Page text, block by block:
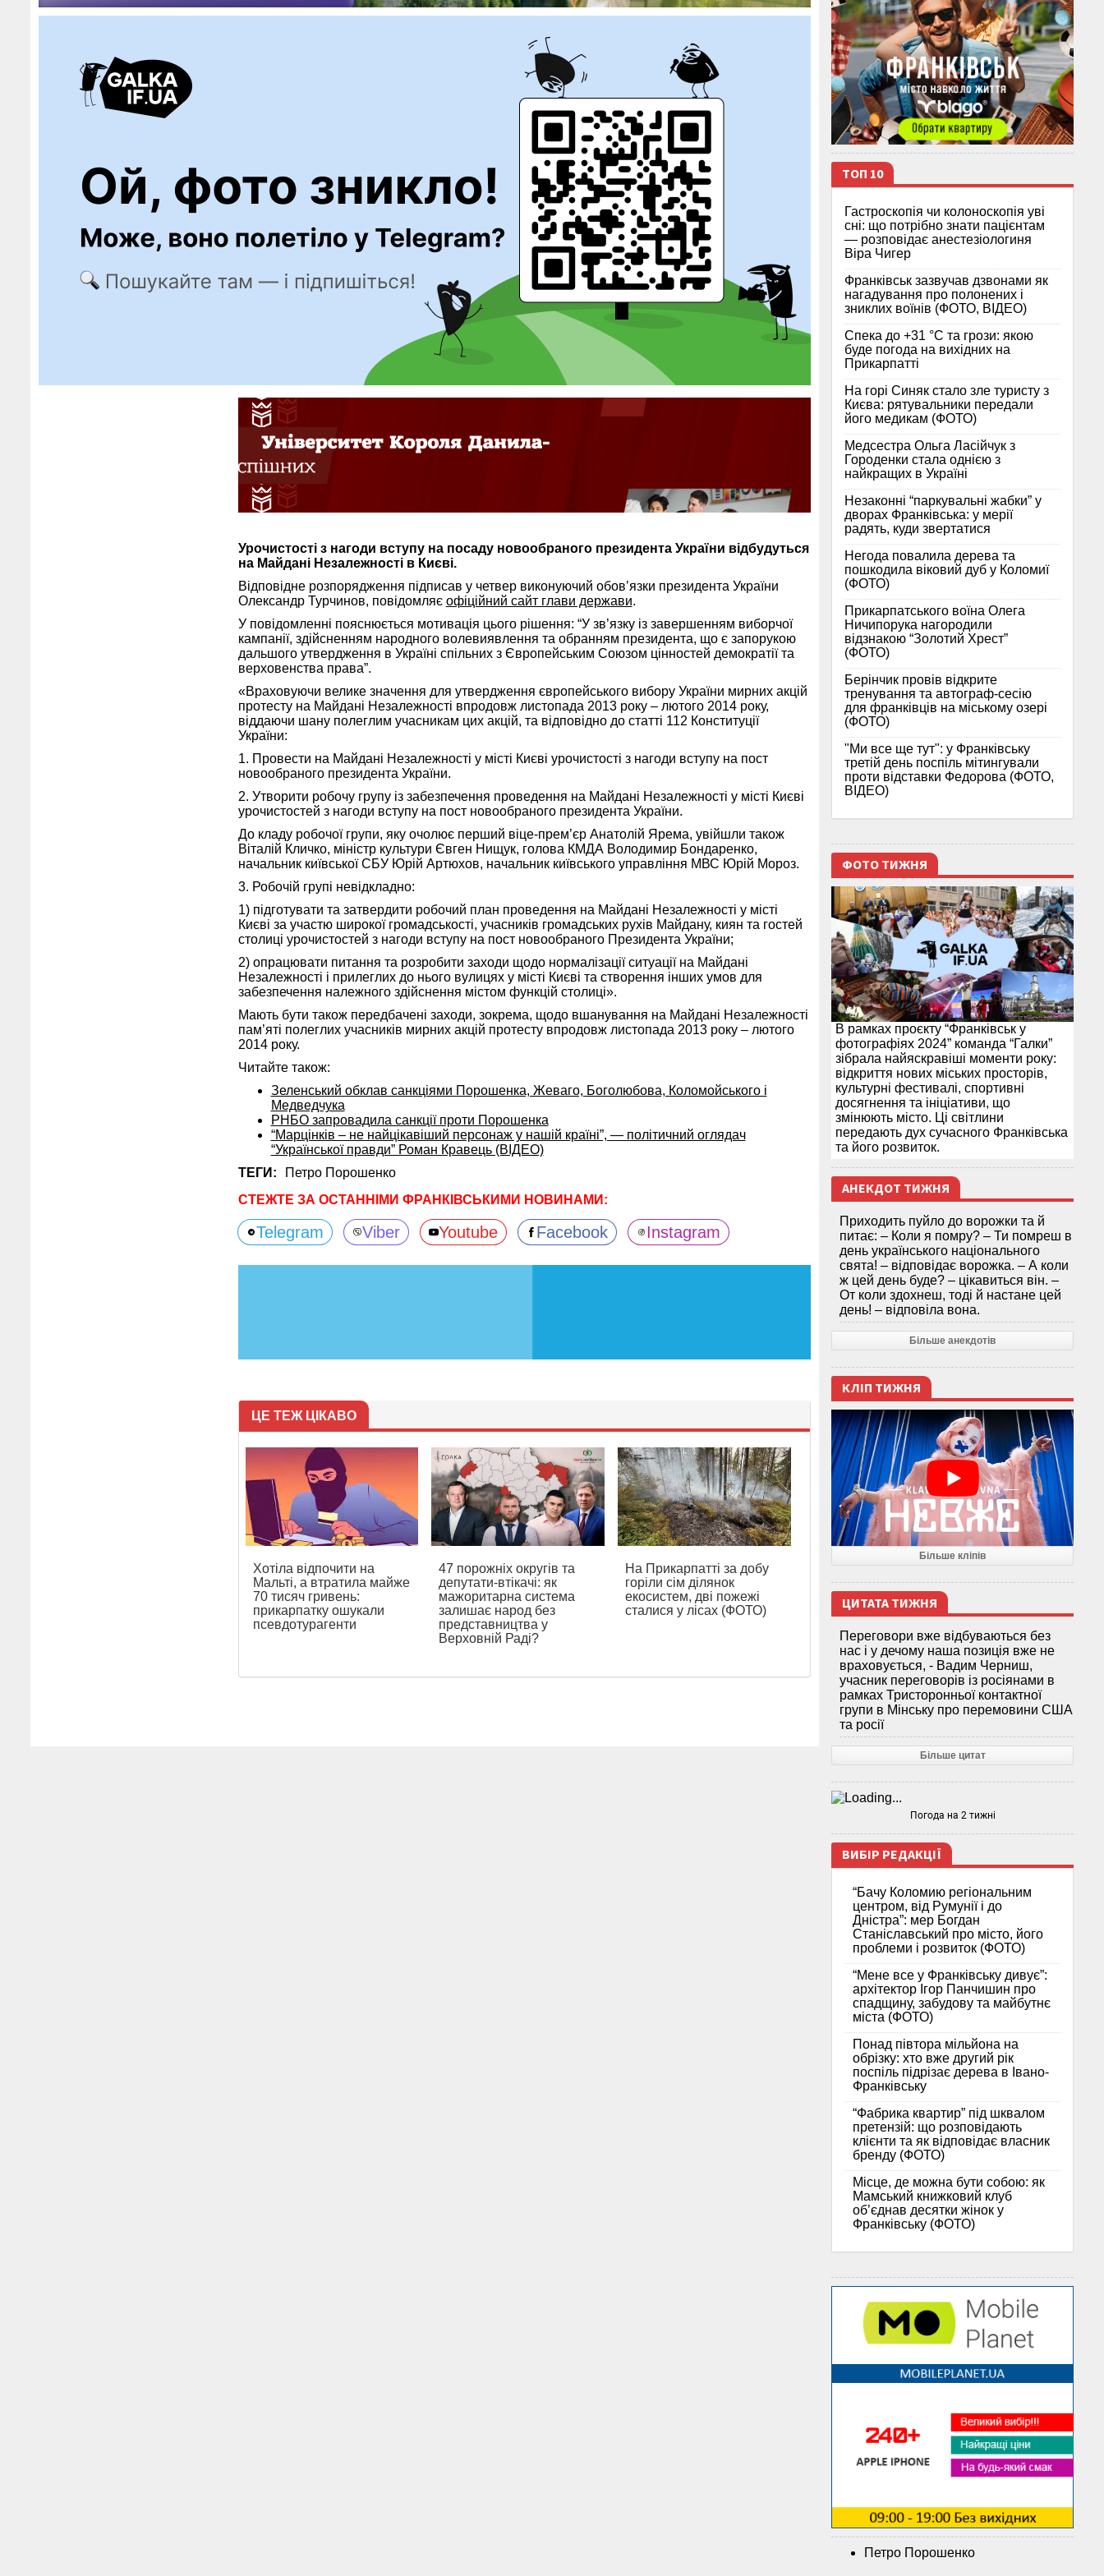
Урочистості з нагоди вступу на посаду новообраного президента України відбудуться
на Майдані Незалежності в Києві.
Відповідне розпорядження підписав у четвер виконуючий обов’язки президента України
Олександр Турчинов, повідомляє офіційний сайт глави держави.
У повідомленні пояснюється мотивація цього рішення: “У зв’язку із завершенням виборчої
кампанії, здійсненням народного волевиявлення та обранням президента, що є запорукою
дальшого утвердження в Україні спільних з Європейським Союзом цінностей демократії та
верховенства права”.
«Враховуючи велике значення для утвердження європейського вибору України мирних акцій
протесту на Майдані Незалежності впродовж листопада 2013 року – лютого 2014 року,
віддаючи шану полеглим учасникам цих акцій, та відповідно до статті 112 Конституції
України:
1. Провести на Майдані Незалежності у місті Києві урочистості з нагоди вступу на пост
новообраного президента України.
2. Утворити робочу групу із забезпечення проведення на Майдані Незалежності у місті Києві
урочистостей з нагоди вступу на пост новообраного президента України.
До кладу робочої групи, яку очолює перший віце-прем’єр Анатолій Ярема, увійшли також
Віталій Кличко, міністр культури Євген Нищук, голова КМДА Володимир Бондаренко,
начальник київської СБУ Юрій Артюхов, начальник київського управління МВС Юрій Мороз.
3. Робочій групі невідкладно:
1) підготувати та затвердити робочий план проведення на Майдані Незалежності у місті
Києві за участю широкої громадськості, учасників громадських рухів Майдану, киян та гостей
столиці урочистостей з нагоди вступу на пост новообраного Президента України;
2) опрацювати питання та розробити заходи щодо нормалізації ситуації на Майдані
Незалежності і прилеглих до нього вулицях у місті Києві та створення інших умов для
забезпечення належного здійснення містом функцій столиці».
Мають бути також передбачені заходи, зокрема, щодо вшанування на Майдані Незалежності
пам’яті полеглих учасників мирних акцій протесту впродовж листопада 2013 року – лютого
2014 року.
Читайте також:
Зеленський обклав санкціями Порошенка, Жеваго, Боголюбова, Коломойського і
Медведчука
РНБО запровадила санкції проти Порошенка
“Марцінків – не найцікавіший персонаж у нашій країні”, — політичний оглядач
“Української правди” Роман Кравець (ВІДЕО)
ТЕГИ:
Петро Порошенко
СТЕЖТЕ ЗА ОСТАННІМИ ФРАНКІВСЬКИМИ НОВИНАМИ:
Telegram Viber Youtube Facebook Instagram
ЦЕ ТЕЖ ЦІКАВО
Хотіла відпочити на
Мальті, а втратила майже
70 тисяч гривень:
прикарпатку ошукали
псевдотурагенти
47 порожніх округів та
депутати-втікачі: як
мажоритарна система
залишає народ без
представництва у
Верховній Раді?
На Прикарпатті за добу
горіли сім ділянок
екосистем, дві пожежі
сталися у лісах (ФОТО)
ТОП 10
Гастроскопія чи колоноскопія уві
сні: що потрібно знати пацієнтам
— розповідає анестезіологиня
Віра Чигер
Франківськ зазвучав дзвонами як
нагадування про полонених і
зниклих воїнів (ФОТО, ВІДЕО)
Спека до +31 °C та грози: якою
буде погода на вихідних на
Прикарпатті
На горі Синяк стало зле туристу з
Києва: рятувальники передали
його медикам (ФОТО)
Медсестра Ольга Ласійчук з
Городенки стала однією з
найкращих в Україні
Незаконні “паркувальні жабки” у
дворах Франківська: у мерії
радять, куди звертатися
Негода повалила дерева та
пошкодила віковий дуб у Коломиї
(ФОТО)
Прикарпатського воїна Олега
Ничипорука нагородили
відзнакою “Золотий Хрест”
(ФОТО)
Берінчик провів відкрите
тренування та автограф-сесію
для франківців на міському озері
(ФОТО)
"Ми все ще тут": у Франківську
третій день поспіль мітингували
проти відставки Федорова (ФОТО,
ВІДЕО)
ФОТО ТИЖНЯ
В рамках проєкту “Франківськ у
фотографіях 2024” команда “Галки”
зібрала найяскравіші моменти року:
відкриття нових міських просторів,
культурні фестивалі, спортивні
досягнення та ініціативи, що
змінюють місто. Ці світлини
передають дух сучасного Франківська
та його розвиток.
АНЕКДОТ ТИЖНЯ
Приходить пуйло до ворожки та й
питає: – Коли я помру? – Ти помреш в
день українського національного
свята! – відповідає ворожка. – А коли
ж цей день буде? – цікавиться він. –
От коли здохнеш, тоді й настане цей
день! – відповіла вона.
Більше анекдотів
КЛІП ТИЖНЯ
Більше кліпів
ЦИТАТА ТИЖНЯ
Переговори вже відбуваються без
нас і у дечому наша позиція вже не
враховується, - Вадим Черниш,
учасник переговорів із росіянами в
рамках Тристоронньої контактної
групи в Мінську про перемовини США
та росії
Більше цитат
Погода на 2 тижні
ВИБІР РЕДАКЦІЇ
“Бачу Коломию регіональним
центром, від Румунії і до
Дністра”: мер Богдан
Станіславський про місто, його
проблеми і розвиток (ФОТО)
“Мене все у Франківську дивує”:
архітектор Ігор Панчишин про
спадщину, забудову та майбутнє
міста (ФОТО)
Понад півтора мільйона на
обрізку: хто вже другий рік
поспіль підрізає дерева в Івано-
Франківську
“Фабрика квартир” під шквалом
претензій: що розповідають
клієнти та як відповідає власник
бренду (ФОТО)
Місце, де можна бути собою: як
Мамський книжковий клуб
об’єднав десятки жінок у
Франківську (ФОТО)
Петро Порошенко